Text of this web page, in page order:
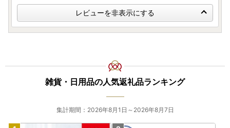
レビューを非表示にする
雑貨・日用品の人気返礼品ランキング
集計期間：2026年8月1日～2026年8月7日